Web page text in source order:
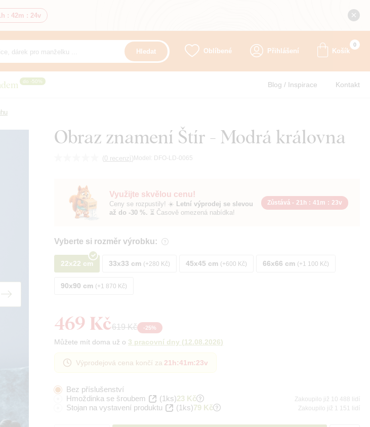
: 42m : 22v
Hledat Oblíbené Přihlášení Košík
0
do -50% Blog / Inspirace Kontakt
Obraz znamení Štír - Modrá královna
(0 recenzí) Model: DFO-LD-0065
Využijte skvělou cenu!
Ceny se rozpustily! ☀️ Letní výprodej se slevou
až do -30 %. ⏳ Časově omezená nabídka!
Zůstává - 21h : 41m : 22v
Vyberte si rozměr výrobku:
22x22 cm 33x33 cm +280 Kč 45x45 cm +600 Kč 66x66 cm +1 100 Kč
90x90 cm +1 870 Kč
469 Kč619 Kč -25%
Můžete mít doma už o 3 pracovní dny (12.08.2026)
Výprodejová cena končí za 21h:41m:22v
Bez příslušenství
Hmoždinka se šroubem
(1ks)23 Kč Zakoupilo již 10 488 lidí
Stojan na vystavení produktu (1ks)79 Kč Zakoupilo již 1 151 lidí